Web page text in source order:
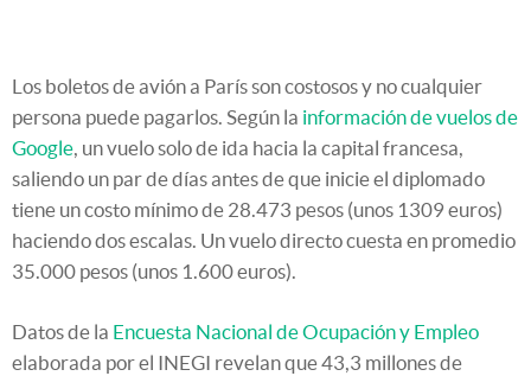
Los boletos de avión a París son costosos y no cualquier
persona puede pagarlos. Según la información de vuelos de
Google, un vuelo solo de ida hacia la capital francesa,
saliendo un par de días antes de que inicie el diplomado
tiene un costo mínimo de 28.473 pesos (unos 1309 euros)
haciendo dos escalas. Un vuelo directo cuesta en promedio
35.000 pesos (unos 1.600 euros).
Datos de la Encuesta Nacional de Ocupación y Empleo
elaborada por el INEGI revelan que 43,3 millones de